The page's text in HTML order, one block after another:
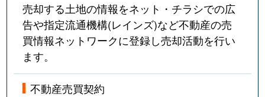
売却する土地の情報をネット・チラシでの広
告や指定流通機構(レインズ)など不動産の売
買情報ネットワークに登録し売却活動を行い
ます。
不動産売買契約